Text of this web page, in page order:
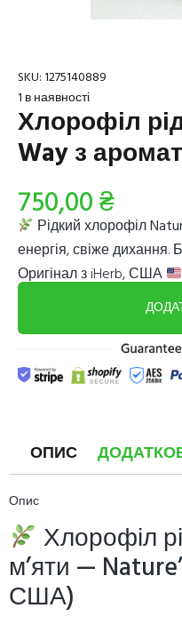
SKU:1275140889
1 в наявності
Хлорофіл
Way з
750,00₴
Рідкий хлорофіл
енергія, свіже
Оригінал з iHerb, США
ОПИС
Опис
Хлорофіл
м’яти —
США)